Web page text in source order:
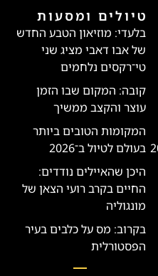
טיולים ומסעות
בלעדי: מוזיאון הטבע החדש
של אבו דאבי מציג שני
טי־רקסים נלחמים
קובה: המקום שבו הזמן
עוצר והקצב ממשיך
המקומות הטובים ביותר
בעולם לטיול ב־2026
היכן שהאיילים נודדים:
החיים בקרב רועי הצאן של
מונגוליה
בקרוב: מס על כלבים בעיר
הפסטורלית